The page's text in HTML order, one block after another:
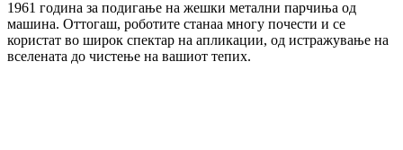
1961 година за подигање на жешки метални парчиња од
машина. Оттогаш, роботите станаа многу почести и се
користат во широк спектар на апликации, од истражување на
вселената до чистење на вашиот тепих.